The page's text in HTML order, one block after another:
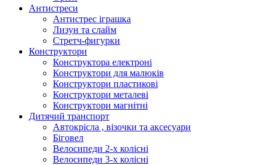
Антистреси
Антистрес іграшка
Лизун та слайм
Стретч-фигурки
Конструктори
Конструктора електроні
Конструктори для малюків
Конструктори пластикові
Конструктори металеві
Конструктори магнітні
Дитячий транспорт
Автокрісла , візочки та аксесуари
Біговел
Велосипеди 2-х колісні
Велосипеди 3-х колісні